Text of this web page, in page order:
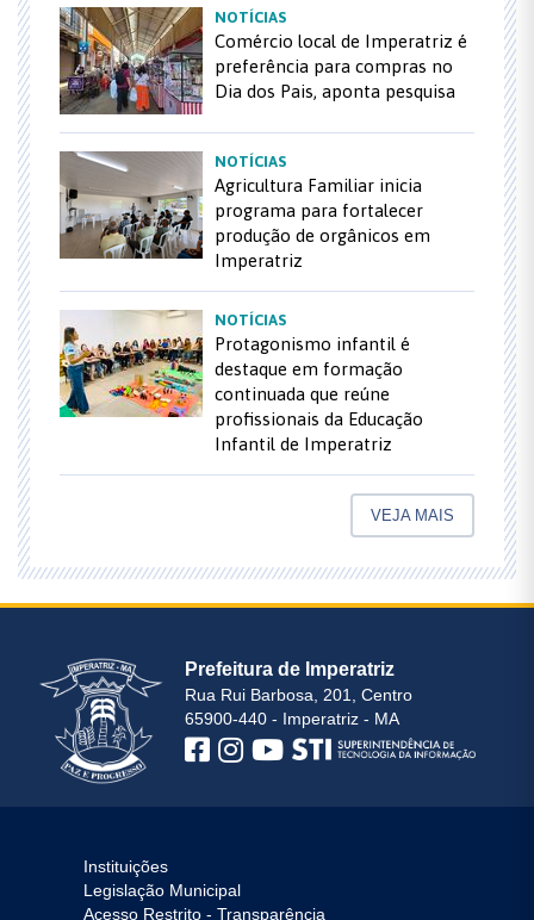
NOTÍCIAS
Comércio local de Imperatriz é
preferência para compras no
Dia dos Pais, aponta pesquisa
NOTÍCIAS
Agricultura Familiar inicia
programa para fortalecer
produção de orgânicos em
Imperatriz
NOTÍCIAS
Protagonismo infantil é
destaque em formação
continuada que reúne
profissionais da Educação
Infantil de Imperatriz
VEJA MAIS
Prefeitura de Imperatriz
Rua Rui Barbosa, 201, Centro
65900-440 - Imperatriz - MA
Instituições
Legislação Municipal
Acesso Restrito - Transparência